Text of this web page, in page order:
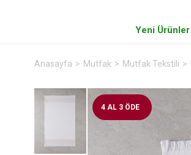
Yeni Ürünler
Anasayfa Mutfak Mutfak Tekstili
4 AL 3 ÖDE